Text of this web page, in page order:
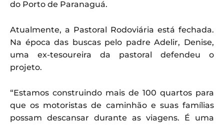
do Porto de Paranaguá.
Atualmente, a Pastoral Rodoviária está fechada.
Na época das buscas pelo padre Adelir, Denise,
uma ex-tesoureira da pastoral defendeu o
projeto.
“Estamos construindo mais de 100 quartos para
que os motoristas de caminhão e suas famílias
possam descansar durante as viagens. É uma